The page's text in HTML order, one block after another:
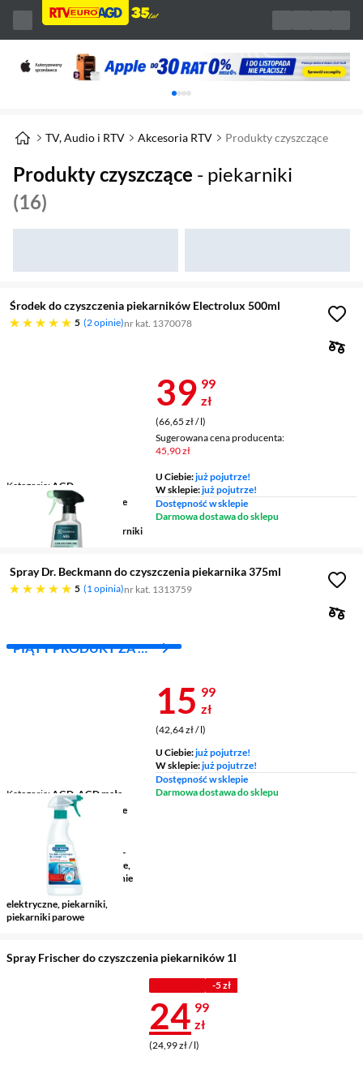
Karuzela z banerami, aktualny element 1 z
TV, Audio i RTV Akcesoria RTV Produkty czyszczące
Produkty czyszczące - piekarniki
(16)
Środek do czyszczenia piekarników Electrolux 500ml
5
pięć gwiazdek 2 opinie nr kat. 1370078
Kategoria AGD
Zastosowanie powierzchnie
emaliowane
Przeznaczenie AGD, piekarniki
Cena 39,99
39 99
zł
(66,65 zł / l)
Sugerowana cena producenta:
45,90 zł
U Ciebie:już pojutrze!
W sklepie:już pojutrze!
Dostępność w sklepie
Darmowa dostawa do sklepu
Spray Dr. Beckmann do czyszczenia piekarnika 375ml
5
pięć gwiazdek 1 opinia nr kat. 1313759
PIĄTY PRODUKT ZA 1
Kategoria AGD, AGD małe
Zastosowanie powierzchnie
emaliowane, powierzchnie
Przeznaczenie
AGD, AGD -
małe, kuchenki mikrofalowe,
kuchnie elektryczne, kuchnie
elektryczne, piekarniki,
piekarniki parowe
Cena 15,99
15 99
zł
(42,64 zł / l)
U Ciebie:już pojutrze!
W sklepie:już pojutrze!
Dostępność w sklepie
Darmowa dostawa do sklepu
Spray Frischer do czyszczenia piekarników 1l
-5 zł
Cena 24,99
24 99
zł
(24,99 zł / l)